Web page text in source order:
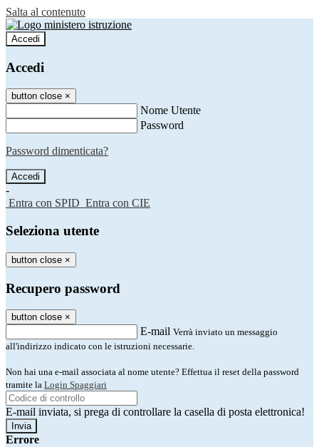
Salta al contenuto
Accedi
Accedi
button close ×
Nome Utente
Password
Password dimenticata?
-
Entra con SPID Entra con CIE
Seleziona utente
button close ×
Recupero password
button close ×
E-mail Verrà inviato un messaggio
all'indirizzo indicato con le istruzioni necessarie.
Non hai una e-mail associata al nome utente? Effettua il reset della password
tramite la Login Spaggiari
E-mail inviata, si prega di controllare la casella di posta elettronica!
Errore